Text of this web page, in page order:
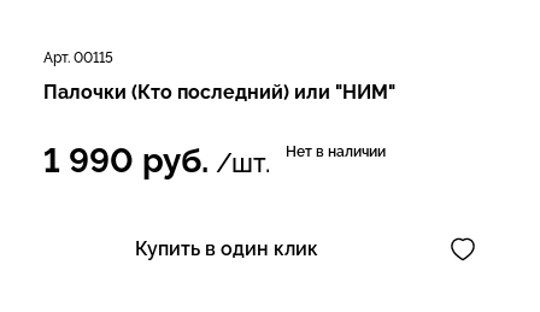
Арт. 00115
Палочки (Кто последний) или "НИМ"
1 990 руб. /шт. Нет в наличии
Купить в один клик